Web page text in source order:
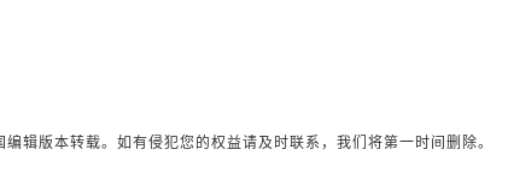
辑版本转载。如有侵犯您的权益请及时联系，我们将第一时间删除。